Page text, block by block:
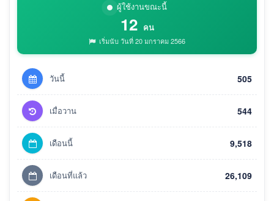
ผู้ใช้งานขณะนี้
12 คน
เริ่มนับ วันที่ 20 มกราคม 2566
วันนี้ 505
เมื่อวาน 544
เดือนนี้ 9,518
เดือนที่แล้ว 26,109